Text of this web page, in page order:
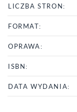
LICZBA STRON:
FORMAT:
OPRAWA:
ISBN:
DATA WYDANIA: